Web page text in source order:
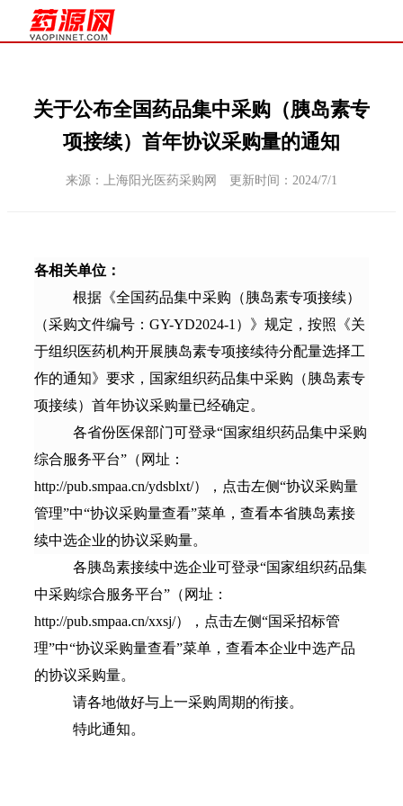
关于公布全国药品集中采购（胰岛素专
项接续）首年协议采购量的通知
来源：上海阳光医药采购网 更新时间：2024/7/1
各相关单位：
根据《全国药品集中采购（胰岛素专项接续）
（采购文件编号： GY-YD2024-1）》规定，按照《关
于组织医药机构开展胰岛素专项接续待分配量选择工
作的通知》要求，国家组织药品集中采购（胰岛素专
项接续）首年协议采购量已经确定。
各省份医保部门可登录“国家组织药品集中采购
综合服务平台”（网址：
http://pub.smpaa.cn/ydsblxt/），点击左侧“协议采购量
管理”中“协议采购量查看”菜单，查看本省胰岛素接
续中选企业的协议采购量。
各胰岛素接续中选企业可登录“国家组织药品集
中采购综合服务平台”（网址：
http://pub.smpaa.cn/xxsj/），点击左侧“国采招标管
理”中“协议采购量查看”菜单，查看本企业中选产品
的协议采购量。
请各地做好与上一采购周期的衔接。
特此通知。